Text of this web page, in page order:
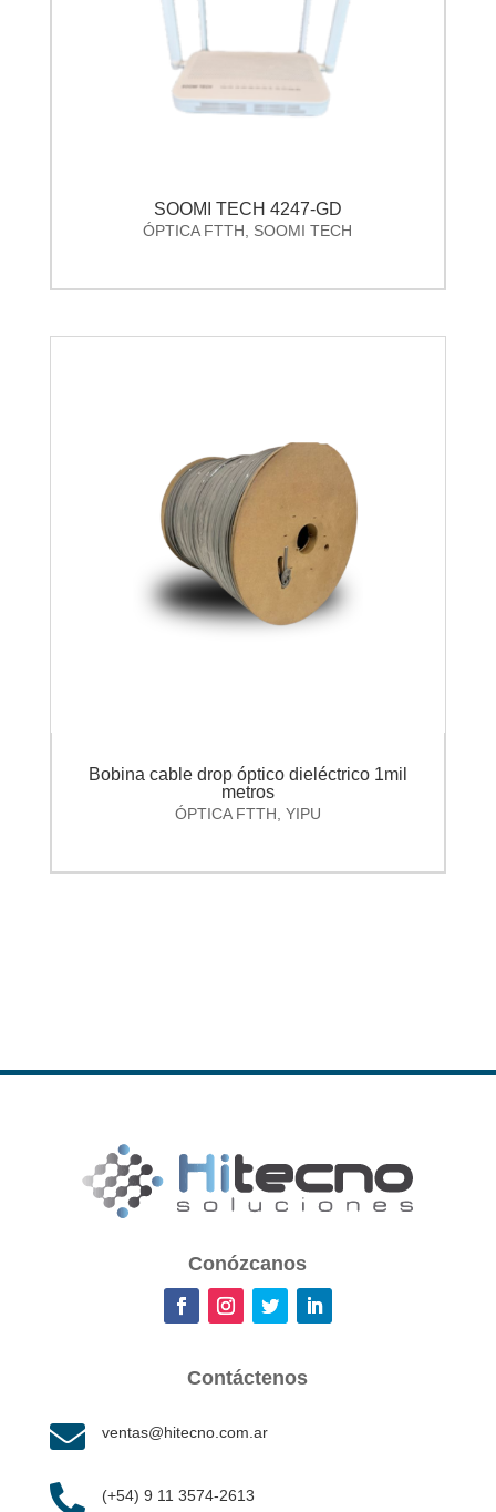
SOOMI TECH 4247-GD
ÓPTICA FTTH SOOMI TECH
Bobina cable drop óptico dieléctrico 1mil
metros
ÓPTICA FTTH YIPU
Conózcanos
Contáctenos
 ventas@hitecno.com.ar
 (+54) 9 11 3574-2613